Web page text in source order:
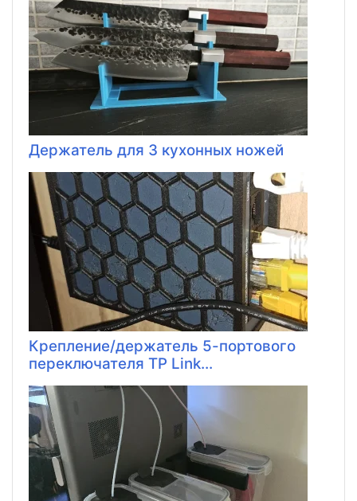
Держатель для 3 кухонных ножей
Крепление/держатель 5-портового
переключателя TP Link...